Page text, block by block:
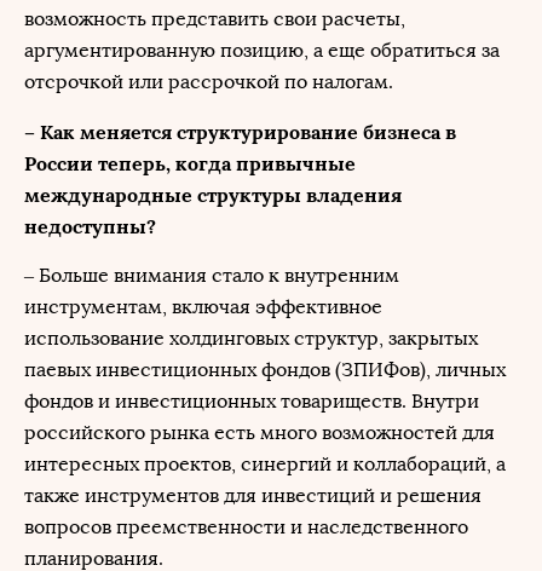
возможность представить свои расчеты,
аргументированную позицию, а еще обратиться за
отсрочкой или рассрочкой по налогам.
– Как меняется структурирование бизнеса в
России теперь, когда привычные
международные структуры владения
недоступны?
– Больше внимания стало к внутренним
инструментам, включая эффективное
использование холдинговых структур, закрытых
паевых инвестиционных фондов (ЗПИФов), личных
фондов и инвестиционных товариществ. Внутри
российского рынка есть много возможностей для
интересных проектов, синергий и коллабораций, а
также инструментов для инвестиций и решения
вопросов преемственности и наследственного
планирования.